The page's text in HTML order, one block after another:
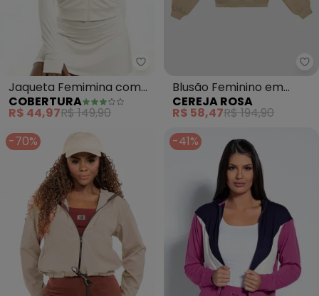
Cobertura - Jaqueta
Jaqueta Femimina com
Capuz (Branco)
COBERTURA
R$ 44,97R$ 149,90
Blusão Feminino em
Moletom Estampa Mãe e
Filha (Bege)
CEREJA ROSA
R$ 58,47R$ 194,90
-70%
-41%